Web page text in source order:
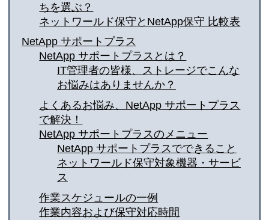
ちを選ぶ？
ネットワールド保守とNetApp保守 比較表
NetApp サポートプラス
NetApp サポートプラスとは？
IT管理者の皆様、ストレージでこんな
お悩みはありませんか？
よくあるお悩み、NetApp サポートプラス
で解決！
NetApp サポートプラスのメニュー
NetApp サポートプラスでできること
ネットワールド保守対象機器・サービ
ス
作業スケジュールの一例
作業内容および保守対応時間